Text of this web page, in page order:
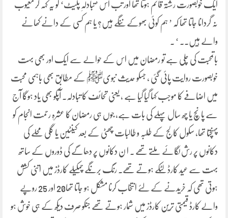
ایک خوبصورت رشتہ قائم ہوتا تھا اور تب اس ’تبادلہِ پلیٹ‘ کو یہ کہہ کر معیوب
نہ گردانا جاتا تھا کہ ’ ہم کوئی بھوکے ننگے ہیں؟ یا ہم کسی کے دانے کھانے
والے ہیں۔۔ ‘ ۔
باتمحبت کی چلی ہے تو رمضان میں اس کے حوالے سے ایک اور بھی بہت
خوبصورت روایت پائی گئی ، جسکو حدیث نبویﷺ کے مطابق بھی باہمی محبت
میں اضافے کا موجب کہا گیا گیا ہے ، یعنی تحائف کا تبادلہ۔ آپکو بھی یاد ہوگا آج
سے پانچ یا چھ سال پہلے کی بات ہے، جوں ہی رمضان کا عشرہِ رحمت انجام کو
پہنچتا تھا، سکول کالج کے طلبہ و طالبات چھٹی کے بعد کینٹین یا گلی محلے کی
دکانوں پر رش لگائے ملتے تھے ۔ ا ن دکانوں پر دھاگے کی ڈوروں کے ساتھ
بہت سے عید کارڈ لٹکے ہوتے تھے۔ رنگ برنگے چمکیلے کارڈز میں اتنی کشش
ہوتی تھی کہ خریدنے کے لئے انتخاب کرنا مشکل ہو جاتا تھا20 اور 25 روپے
والے کارڈ قیمتی ترین کارڈز میں شمار ہوتے تھے جنکو صرف دیکھ کے ہی خوش ہو